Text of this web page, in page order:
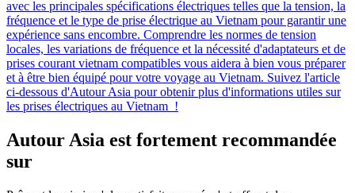
nord, chaque région recèle des trésors à découvrir. Pour ne rien
manquer de ces sites emblématiques, une carte de la Thaïlande
s'impose comme le compagnon idéal du voyageur curieux.
Préparez-vous à sillonner le pays du sourire, guidé par les
incontournables qui font la renommée de ce joyau d'Asie du Sud-
Est. Armés de cette carte et de nos recommandations, vous serez
prêts à entreprendre un voyage en Thaïlande extraordinaire à travers
ce royaume fascinant.
Culture Du Pourboire: Comment Donner Un
Pourboire En Thaïlande ?